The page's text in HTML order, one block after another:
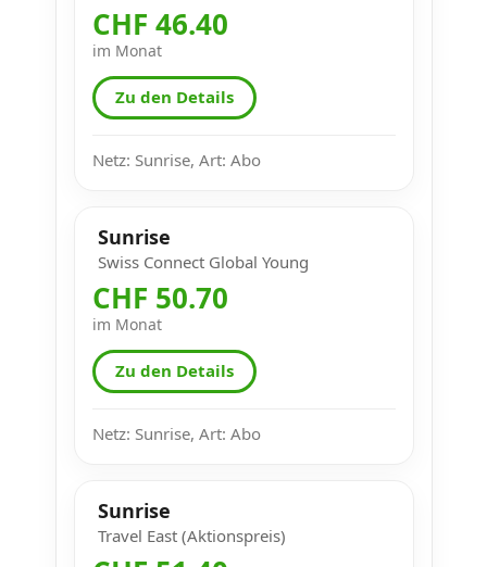
CHF 46.40
im Monat
Zu den Details
Netz: Sunrise, Art: Abo
Sunrise
Swiss Connect Global Young
CHF 50.70
im Monat
Zu den Details
Netz: Sunrise, Art: Abo
Sunrise
Travel East (Aktionspreis)